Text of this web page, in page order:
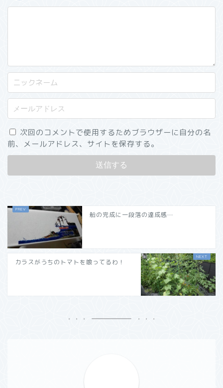
次回のコメントで使用するためブラウザーに自分の名
前、メールアドレス、サイトを保存する。
船の完成に一段落の達成感…
カラスがうちのトマトを喰ってるわ！